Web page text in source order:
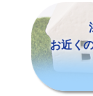
お近く